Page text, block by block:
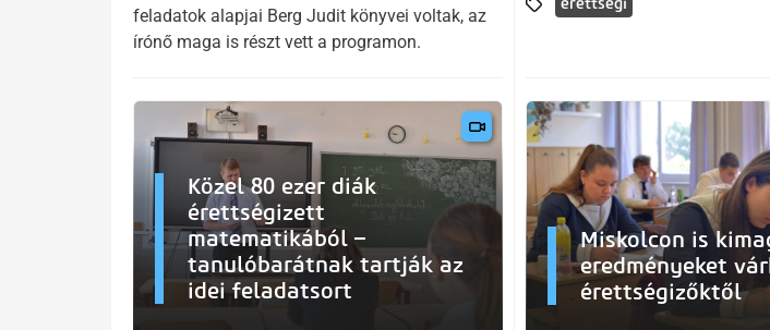
feladatok alapjai Berg Judit könyvei voltak, az
írónő maga is részt vett a programon.
érettségi
Közel 80 ezer diák
érettségizett
matematikából –
tanulóbarátnak tartják az
idei feladatsort
Miskolcon is
eredményeket
érettségizőktől